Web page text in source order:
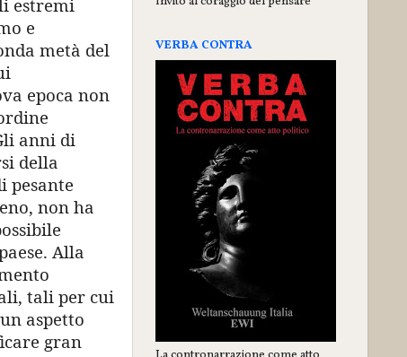
estremi
e
metà del
epoca non
anni di
della
pesante
non ha
Alla
tali per cui
aspetto
gran
VERBA CONTRA